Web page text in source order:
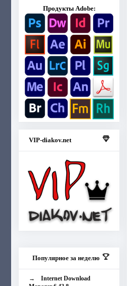
Продукты Adobe:
VIP-diakov.net
Популярное за неделю
→ Internet Download